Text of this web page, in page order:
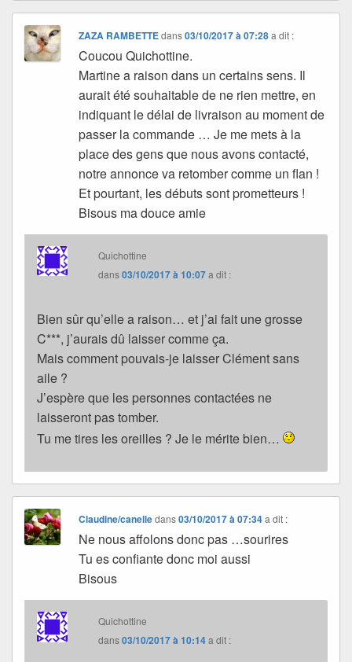
ZAZA RAMBETTEdans03/10/2017 à 07:28 a dit :
Coucou Quichottine.
Martine a raison dans un certains sens. Il
aurait été souhaitable de ne rien mettre, en
indiquant le délai de livraison au moment de
passer la commande … Je me mets à la
place des gens que nous avons contacté,
notre annonce va retomber comme un flan !
Et pourtant, les débuts sont prometteurs !
Bisous ma douce amie
Quichottine
dans03/10/2017 à 10:07a dit :
Bien sûr qu’elle a raison… et j’ai fait une grosse
C***, j’aurais dû laisser comme ça.
Mais comment pouvais-je laisser Clément sans
aile ?
J’espère que les personnes contactées ne
laisseront pas tomber.
Tu me tires les oreilles ? Je le mérite bien…
Claudine/canelledans03/10/2017 à 07:34 a dit :
Ne nous affolons donc pas …sourires
Tu es confiante donc moi aussi
Bisous
Quichottine
dans03/10/2017 à 10:14a dit :